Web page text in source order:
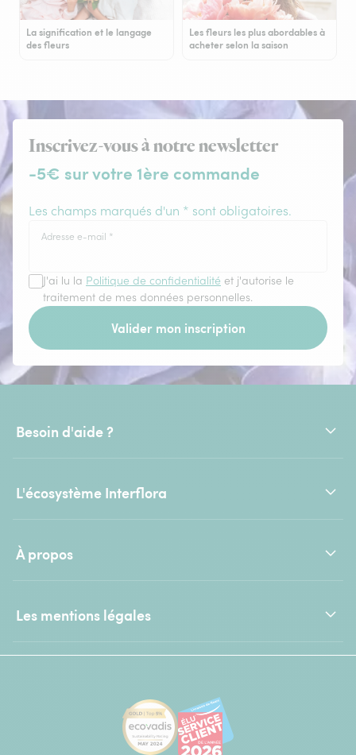
La signification et le langage
des fleurs
Les fleurs les plus abordables à
acheter selon la saison
Inscrivez-vous à notre newsletter
-5€ sur votre 1ère commande
Les champs marqués d'un * sont obligatoires.
Adresse e-mail *
J'ai lu la Politique de confidentialité et j'autorise le
traitement de mes données personnelles.
Valider mon inscription
Besoin d'aide ?
L'écosystème Interflora
À propos
Les mentions légales